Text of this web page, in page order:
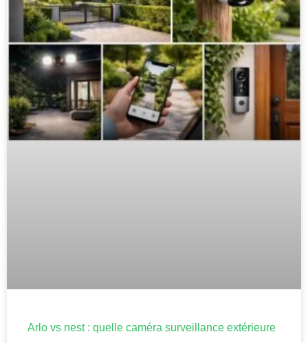
Arlo vs nest : quelle caméra surveillance extérieure